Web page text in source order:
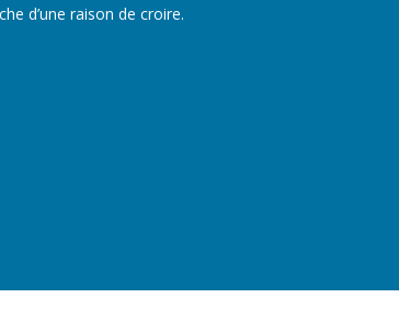
d’une raison de croire.